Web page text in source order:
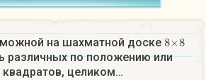
на шахматной доске 8× 8
различных по положению или
квадратов, целиком…